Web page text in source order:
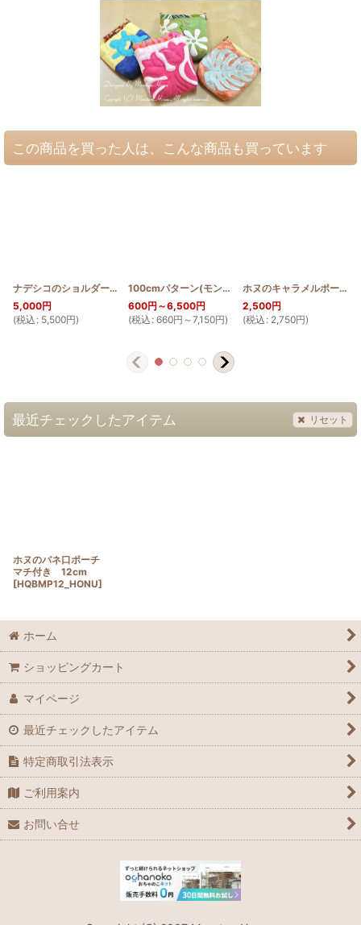
この商品を買った人は、こんな商品も買っています
ナデシコのショルダーバッグ中 [HQBS_S_NADE]
5,000円
(税込 : 5,500円)
100cmパターン(モンステラ輪) [
600円 ～6,500円
(税込 : 660円 ～7,150円)
ホヌのキャラメルポーチ 薄型
2,500円
(税込 : 2,750円)
最近チェックしたアイテム リセット
ホヌのバネ口ポーチ
マチ付き 12cm
[HQBMP12_HONU]
ホーム
ショッピングカート
マイページ
最近チェックしたアイテム
特定商取引法表示
ご利用案内
お問い合せ